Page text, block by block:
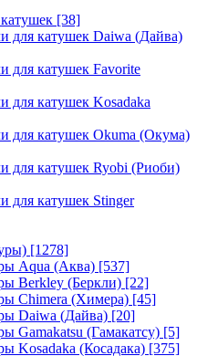
[38]
для катушек Daiwa (Дайва)
для катушек Favorite
для катушек Kosadaka
для катушек Okuma (Окума)
для катушек Ryobi (Риоби)
для катушек Stinger
[1278]
Aqua (Аква) [537]
Berkley (Беркли) [22]
Chimera (Химера) [45]
Daiwa (Дайва) [20]
Gamakatsu (Гамакатсу) [5]
Kosadaka (Косадака) [375]